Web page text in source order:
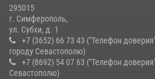
10 июля 2026, 15:10
295015
г. Симферополь,
ул. Субхи, д. 1
+7 (3652) 66 73 43 ("Телефон
городу Севастополю)
+7 (8692) 54 07 63 ("Телефон
Севастополю)